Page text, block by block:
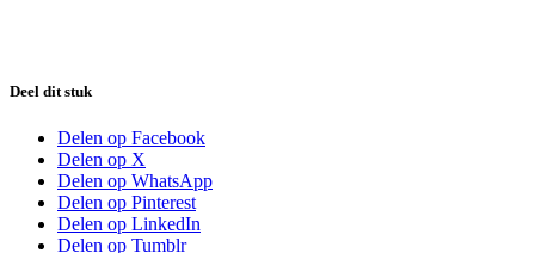
Deel dit stuk
Delen op Facebook
Delen op X
Delen op WhatsApp
Delen op Pinterest
Delen op LinkedIn
Delen op Tumblr